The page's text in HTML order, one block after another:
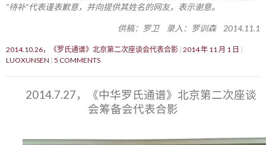
“待补”代表谨表歉意，并向提供其姓名的网友，表示谢意。
供稿：罗卫 录入：罗训森 2014.11.1
2014.10.26，《罗氏通谱》北京第二次座谈会代表合影 2014 年 11 月 1 日
LUOXUNSEN 5 COMMENTS
2014.7.27，《中华罗氏通谱》北京第二次座谈
会筹备会代表合影